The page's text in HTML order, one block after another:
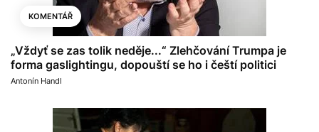
KOMENTÁŘ
„Vždyť se zas tolik neděje...“ Zlehčování Trumpa je
forma gaslightingu, dopouští se ho i čeští politici
Antonín Handl